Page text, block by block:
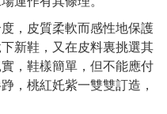
，皮質柔軟而感性地保護
新鞋，又在皮料裏挑選其
，鞋樣簡單，但不能應付
，桃紅奼紫一雙雙訂造，